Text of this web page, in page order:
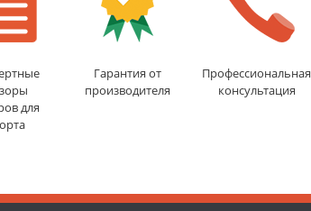
для
Гарантия от
производителя
Профессиональная
консультация